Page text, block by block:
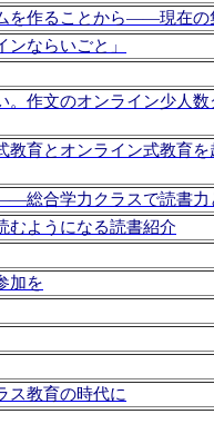
を作ることから――現在の
ならいごと」
作文のオンライン少人
育とオンライン式教育
総合学力クラスで読書力
ようになる読書紹介
加を
ス教育の時代に